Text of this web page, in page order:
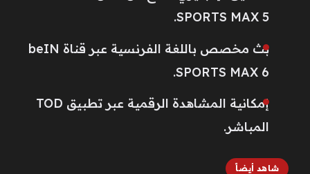
SPORTS MAX 5.
بث مخصص باللغة الفرنسية عبر قناة beIN
SPORTS MAX 6.
إمكانية المشاهدة الرقمية عبر تطبيق TOD
المباشر.
شاهد أيضاً